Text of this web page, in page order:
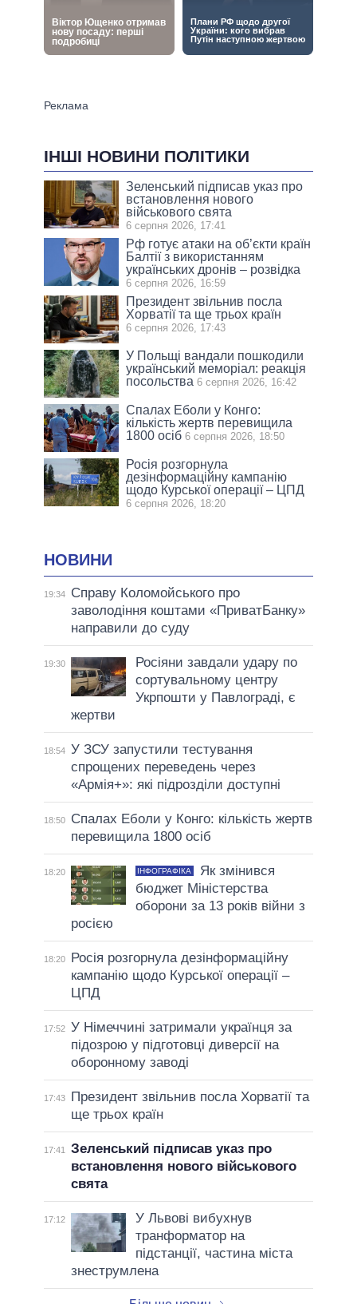
ІНШІ НОВИНИ ПОЛІТИКИ
Зеленський підписав указ про
встановлення нового
військового свята
6 серпня 2026, 17:41
Рф готує атаки на об’єкти країн
Балтії з використанням
українських дронів – розвідка
6 серпня 2026, 16:59
Президент звільнив посла
Хорватії та ще трьох країн
6 серпня 2026, 17:43
У Польщі вандали пошкодили
український меморіал: реакція
посольства 6 серпня 2026, 16:42
Спалах Еболи у Конго:
кількість жертв перевищила
1800 осіб 6 серпня 2026, 18:50
Росія розгорнула
дезінформаційну кампанію
щодо Курської операції – ЦПД
6 серпня 2026, 18:20
НОВИНИ
19:34
Справу Коломойського про
заволодіння коштами «ПриватБанку»
направили до суду
19:30
Росіяни завдали удару по
сортувальному центру
Укрпошти у Павлограді, є
жертви
18:54 У ЗСУ запустили тестування
спрощених переведень через
«Армія+»: які підрозділи доступні
18:50
Спалах Еболи у Конго: кількість жертв
перевищила 1800 осіб
18:20 ІНФОГРАФІКА
Як змінився
бюджет Міністерства
оборони за 13 років війни з
росією
18:20
Росія розгорнула дезінформаційну
кампанію щодо Курської операції –
ЦПД
17:52 У Німеччині затримали українця за
підозрою у підготовці диверсії на
оборонному заводі
17:43
Президент звільнив посла Хорватії та
ще трьох країн
17:41
Зеленський підписав указ про
встановлення нового військового
свята
17:12
У Львові вибухнув
транформатор на
підстанції, частина міста
знеструмлена